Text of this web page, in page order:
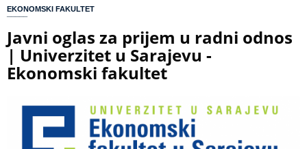
here
EKONOMSKI FAKULTET
Javni oglas za prijem u radni odnos
| Univerzitet u Sarajevu -
Ekonomski fakultet